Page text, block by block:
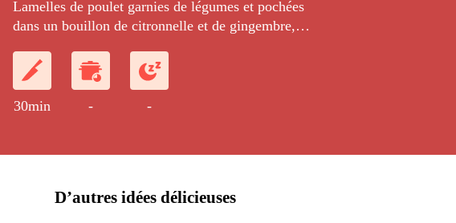
Lamelles de poulet garnies de légumes et pochées
dans un bouillon de citronnelle et de gingembre,
30min - -
D’autres idées délicieuses